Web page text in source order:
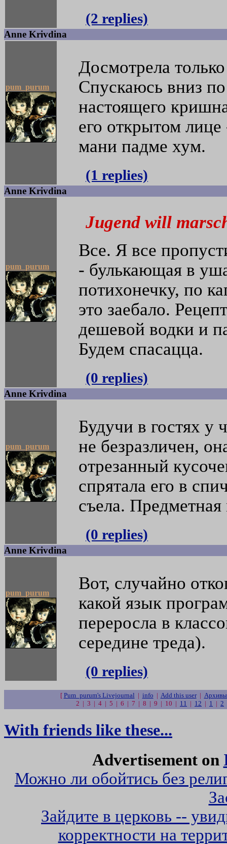
(2 replies)
Anne Krivdina
pum_purum
Досмотрела
Спускаюсь вниз
настоящего
его открытом
мани падме хум.
(1 replies)
Anne Krivdina
pum_purum
Jugend will
Все. Я все
- булькающая в
потихонечку, по
это заебало.
дешевой водки и
Будем спасацца.
(0 replies)
Anne Krivdina
pum_purum
Будучи в гостях у
не безразличен,
отрезанный
спрятала его в
съела.
(0 replies)
Anne Krivdina
pum_purum
Вот, случайно
какой язык
переросла в
середине треда).
(0 replies)
[ Pum_purum's Livejournal | info | Add this user| Архивы
2 | 3 | 4 | 5 | 6 | 7 | 8 | 9 | 10 | 11 | 12 | 1 | 2
With friends like these...
Advertisement on
Можно ли обойтись без
Зайдите в церковь --
корректности на